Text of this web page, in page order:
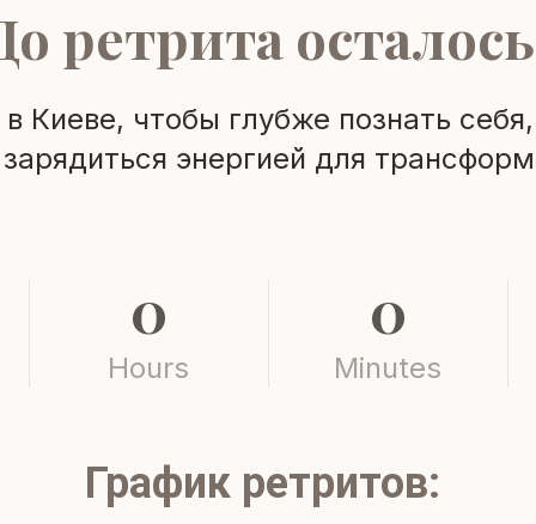
ретрита
Киеве, чтобы глубже познать
энергией для
0
Hours
0
Minutes
График ретритов: